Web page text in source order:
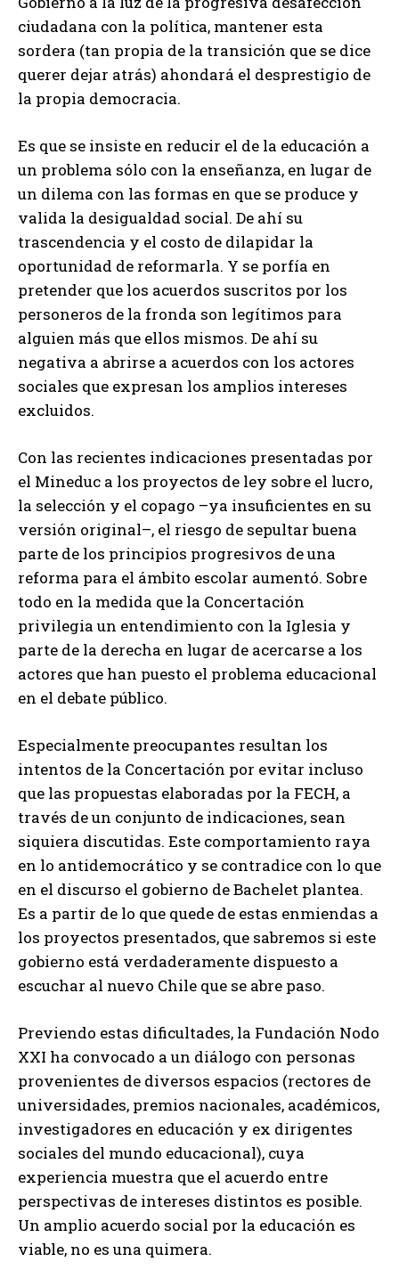
ciudadana con la política, mantener esta
sordera (tan propia de la transición que se dice
querer dejar atrás) ahondará el desprestigio de
la propia democracia.
Es que se insiste en reducir el de la educación a
un problema sólo con la enseñanza, en lugar de
un dilema con las formas en que se produce y
valida la desigualdad social. De ahí su
trascendencia y el costo de dilapidar la
oportunidad de reformarla. Y se porfía en
pretender que los acuerdos suscritos por los
personeros de la fronda son legítimos para
alguien más que ellos mismos. De ahí su
negativa a abrirse a acuerdos con los actores
sociales que expresan los amplios intereses
excluidos.
Con las recientes indicaciones presentadas por
el Mineduc a los proyectos de ley sobre el lucro,
la selección y el copago –ya insuficientes en su
versión original–, el riesgo de sepultar buena
parte de los principios progresivos de una
reforma para el ámbito escolar aumentó. Sobre
todo en la medida que la Concertación
privilegia un entendimiento con la Iglesia y
parte de la derecha en lugar de acercarse a los
actores que han puesto el problema educacional
en el debate público.
Especialmente preocupantes resultan los
intentos de la Concertación por evitar incluso
que las propuestas elaboradas por la FECH, a
través de un conjunto de indicaciones, sean
siquiera discutidas. Este comportamiento raya
en lo antidemocrático y se contradice con lo que
en el discurso el gobierno de Bachelet plantea.
Es a partir de lo que quede de estas enmiendas a
los proyectos presentados, que sabremos si este
gobierno está verdaderamente dispuesto a
escuchar al nuevo Chile que se abre paso.
Previendo estas dificultades, la Fundación Nodo
XXI ha convocado a un diálogo con personas
provenientes de diversos espacios (rectores de
universidades, premios nacionales, académicos,
investigadores en educación y ex dirigentes
sociales del mundo educacional), cuya
experiencia muestra que el acuerdo entre
perspectivas de intereses distintos es posible.
Un amplio acuerdo social por la educación es
viable, no es una quimera.